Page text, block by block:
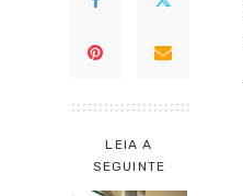
LEIA A
SEGUINTE